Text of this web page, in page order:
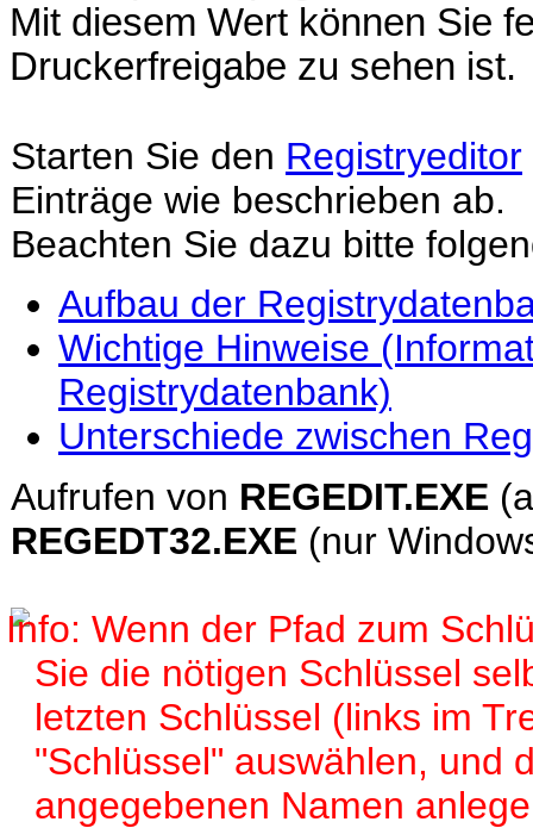
Mit diesem Wert können Sie
Druckerfreigabe zu sehen ist.
Starten Sie den Registryeditor
Einträge wie beschrieben ab.
Beachten Sie dazu bitte
Aufbau der
Wichtige Hinweise
Registrydatenbank)
Unterschiede zwischen
Aufrufen von REGEDIT.EXE
REGEDT32.EXE (nur
Wenn der Pfad zum
Sie die nötigen Schlüssel
letzten Schlüssel (links im
"Schlüssel" auswählen, und
angegebenen Namen